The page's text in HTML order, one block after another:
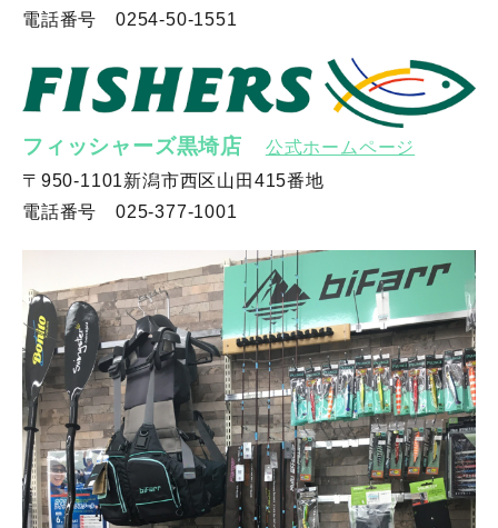
電話番号 0254-50-1551
フィッシャーズ黒埼店
公式ホームページ
〒950-1101新潟市西区山田415番地
電話番号 025-377-1001